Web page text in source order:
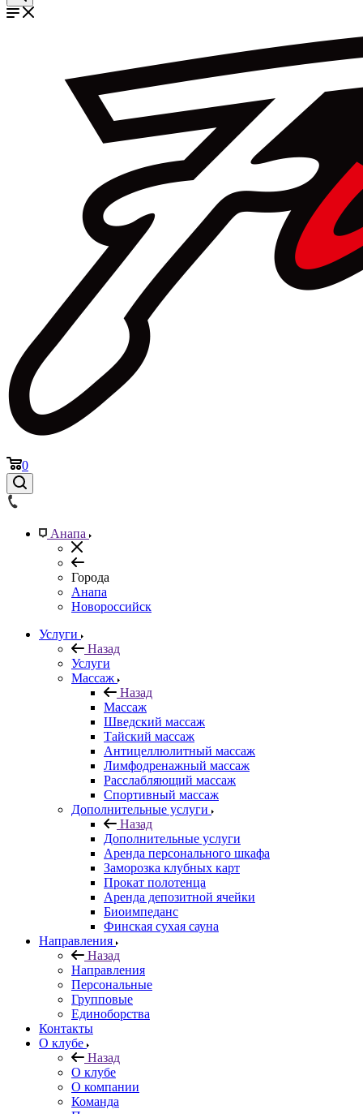
0
Анапа
Города
Анапа
Новороссийск
Услуги
Назад
Услуги
Массаж
Назад
Массаж
Шведский массаж
Тайский массаж
Антицеллюлитный массаж
Лимфодренажный массаж
Расслабляющий массаж
Спортивный массаж
Дополнительные услуги
Назад
Дополнительные услуги
Аренда персонального шкафа
Заморозка клубных карт
Прокат полотенца
Аренда депозитной ячейки
Биоимпеданс
Финская сухая сауна
Направления
Назад
Направления
Персональные
Групповые
Единоборства
Контакты
О клубе
Назад
О клубе
О компании
Команда